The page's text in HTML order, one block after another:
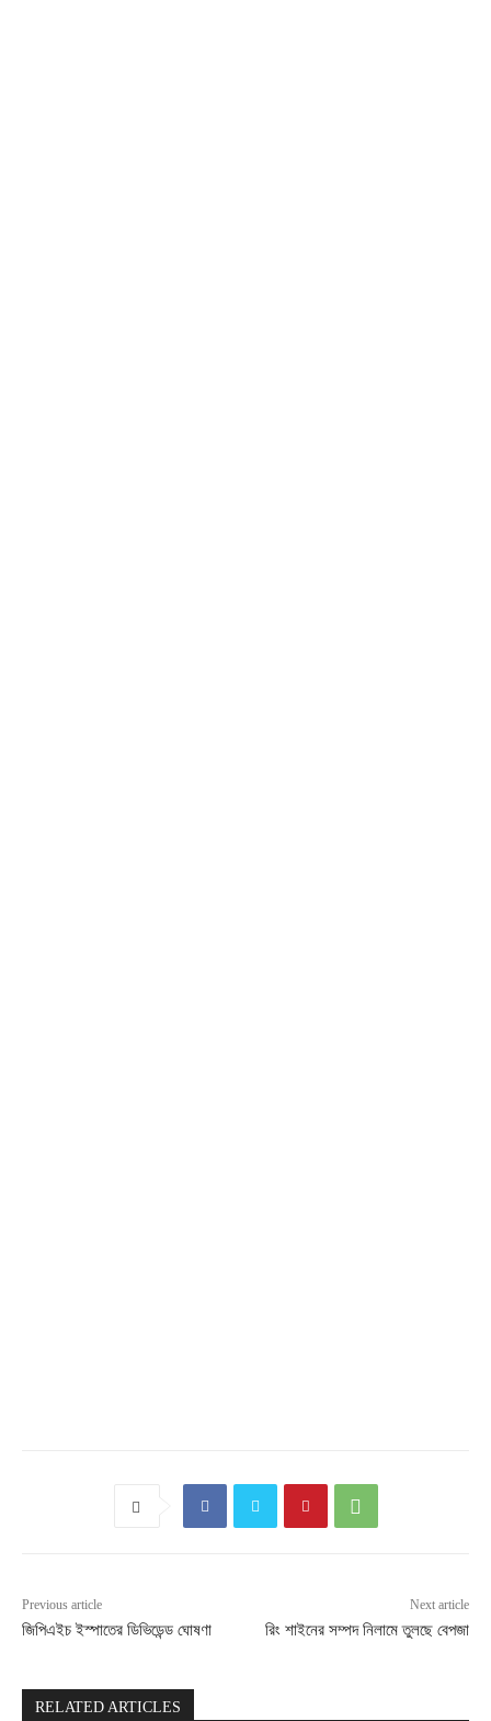
Previous article
জিপিএইচ ইস্পাতের ডিভিডেন্ড ঘোষণা
Next article
রিং শাইনের সম্পদ নিলামে তুলছে বেপজা
RELATED ARTICLES